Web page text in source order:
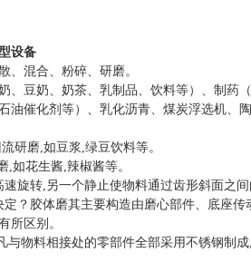
设备
、混合、粉碎、研磨。
、豆奶、奶茶、乳制品、饮料等）、制
油催化剂等）、乳化沥青、煤炭浮选机、
研磨,如豆浆,绿豆饮料等。
如花生酱,辣椒酱等。
旋转,另一个静止使物料通过齿形斜面之
？胶体磨其主要构造由磨心部件、底座
所区别。
与物料相接处的零部件全部采用不锈钢制